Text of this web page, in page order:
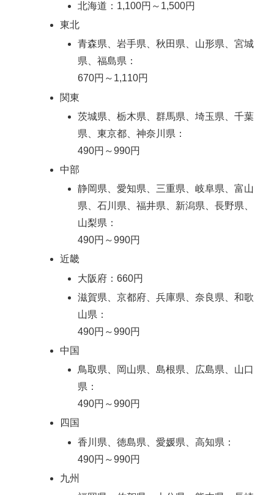
北海道：1,100円～1,500円
東北
青森県、岩手県、秋田県、山形県、宮城
県、福島県：
670円～1,110円
関東
茨城県、栃木県、群馬県、埼玉県、千葉
県、東京都、神奈川県：
490円～990円
中部
静岡県、愛知県、三重県、岐阜県、富山
県、石川県、福井県、新潟県、長野県、
山梨県：
490円～990円
近畿
大阪府：660円
滋賀県、京都府、兵庫県、奈良県、和歌
山県：
490円～990円
中国
鳥取県、岡山県、島根県、広島県、山口
県：
490円～990円
四国
香川県、徳島県、愛媛県、高知県：
490円～990円
九州